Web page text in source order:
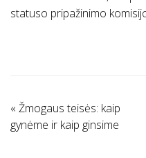
statuso pripažinimo
« Žmogaus teisės: kaip
gynėme ir kaip ginsime